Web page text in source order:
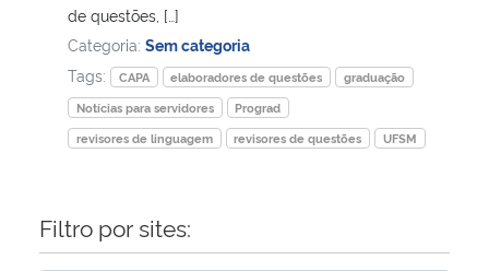
Ministério do Meio Ambiente
Ministério do Turismo
Ministério do Desenvolvimento Regional
de questões, […]
Categoria: Sem categoria
Tags:
CAPA elaboradores de questões
graduação
Notícias para servidores
Prograd
revisores de linguagem
revisores de questões UFSM
Filtro por sites: